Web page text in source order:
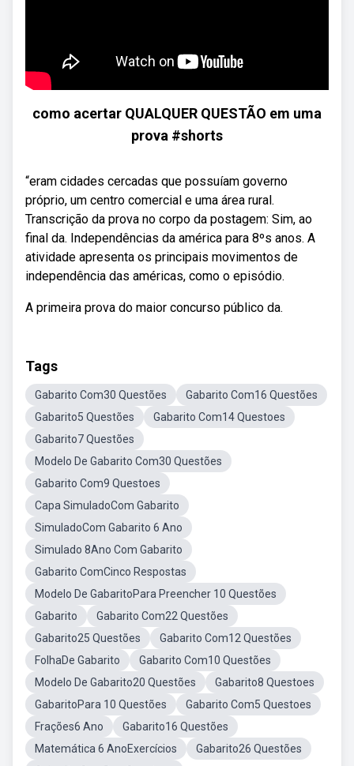
como acertar QUALQUER QUESTÃO em uma
prova #shorts
“eram cidades cercadas que possuíam governo
próprio, um centro comercial e uma área rural.
Transcrição da prova no corpo da postagem: Sim, ao
final da. Independências da américa para 8ºs anos. A
atividade apresenta os principais movimentos de
independência das américas, como o episódio.
A primeira prova do maior concurso público da.
Tags
Gabarito Com30 Questões
Gabarito Com16 Questões
Gabarito5 Questões
Gabarito Com14 Questoes
Gabarito7 Questões
Modelo De Gabarito Com30 Questões
Gabarito Com9 Questoes
Capa SimuladoCom Gabarito
SimuladoCom Gabarito 6 Ano
Simulado 8Ano Com Gabarito
Gabarito ComCinco Respostas
Modelo De GabaritoPara Preencher 10 Questões
Gabarito
Gabarito Com22 Questões
Gabarito25 Questões
Gabarito Com12 Questões
FolhaDe Gabarito
Gabarito Com10 Questões
Modelo De Gabarito20 Questões
Gabarito8 Questoes
GabaritoPara 10 Questões
Gabarito Com5 Questoes
Frações6 Ano
Gabarito16 Questões
Matemática 6 AnoExercícios
Gabarito26 Questões